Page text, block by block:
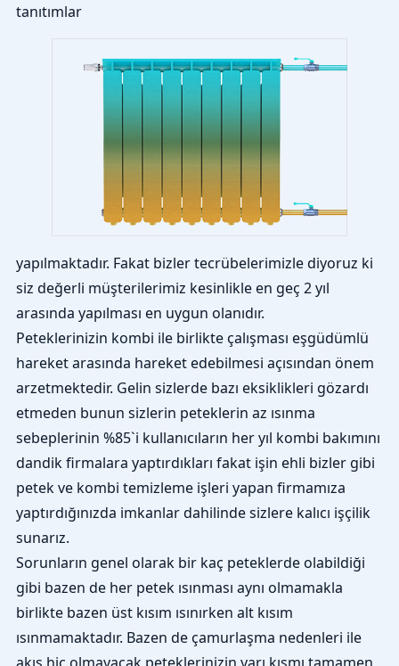
tanıtımlar
yapılmaktadır. Fakat bizler tecrübelerimizle diyoruz ki
siz değerli müşterilerimiz kesinlikle en geç 2 yıl
arasında yapılması en uygun olanıdır.
Peteklerinizin kombi ile birlikte çalışması eşgüdümlü
hareket arasında hareket edebilmesi açısından önem
arzetmektedir. Gelin sizlerde bazı eksiklikleri gözardı
etmeden bunun sizlerin peteklerin az ısınma
sebeplerinin %85`i kullanıcıların her yıl kombi bakımını
dandik firmalara yaptırdıkları fakat işin ehli bizler gibi
petek ve kombi temizleme işleri yapan firmamıza
yaptırdığınızda imkanlar dahilinde sizlere kalıcı işçilik
sunarız.
Sorunların genel olarak bir kaç peteklerde olabildiği
gibi bazen de her petek ısınması aynı olmamakla
birlikte bazen üst kısım ısınırken alt kısım
ısınmamaktadır. Bazen de çamurlaşma nedenleri ile